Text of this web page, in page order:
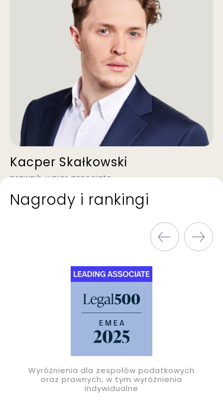
Kacper Skałkowski
prawnik, junior associate
Nagrody i rankingi
Wyróżnienia dla zespołów podatkowych
oraz prawnych, w tym wyróżnienia
indywidualne